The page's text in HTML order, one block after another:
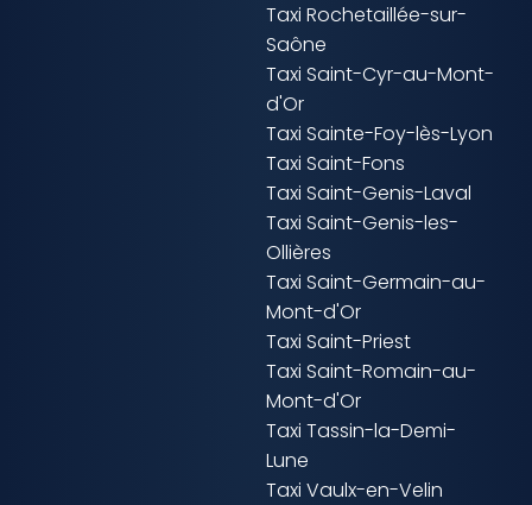
Taxi Rochetaillée-sur-
Saône
Taxi Saint-Cyr-au-Mont-
d'Or
Taxi Sainte-Foy-lès-Lyon
Taxi Saint-Fons
Taxi Saint-Genis-Laval
Taxi Saint-Genis-les-
Ollières
Taxi Saint-Germain-au-
Mont-d'Or
Taxi Saint-Priest
Taxi Saint-Romain-au-
Mont-d'Or
Taxi Tassin-la-Demi-
Lune
Taxi Vaulx-en-Velin